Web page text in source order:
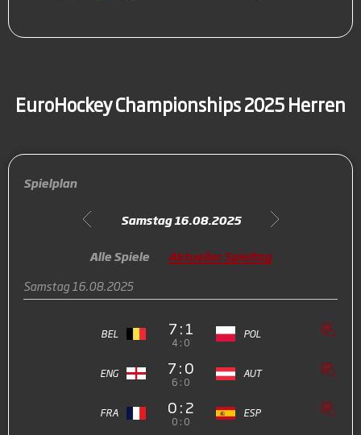
EuroHockey Championships 2025 Herren
Spielplan
Samstag 16.08.2025
Alle Spiele
Aktueller Spieltag
Samstag 16.08.2025
BEL 7 : 1
4 : 0
POL
ENG 7 : 0
6 : 0
AUT
FRA 0 : 2
0 : 0
ESP